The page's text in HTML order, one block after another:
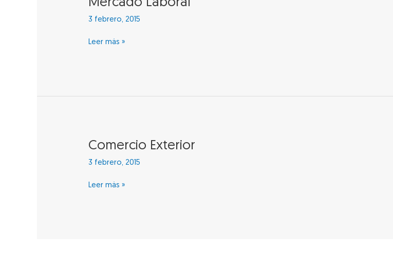
Mercado Laboral
3 febrero, 2015
Leer más »
Comercio Exterior
3 febrero, 2015
Comercio
Leer más »